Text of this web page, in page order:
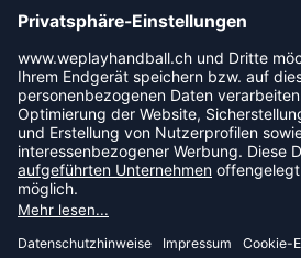
Kreditkarte
Rechnungskauf
NEWSLETTER
FOLLOW US